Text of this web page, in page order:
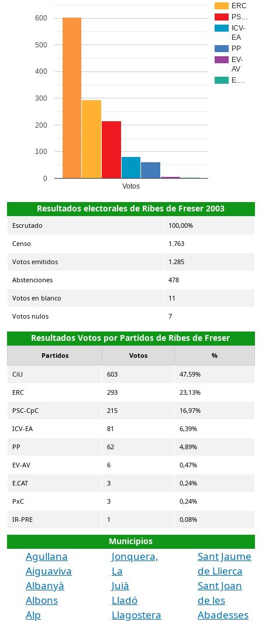
ERC
PS…
ICV-
EA
PP
EV-
AV
E.…
Votos
0
100
200
300
400
500
600
Resultados electorales de Ribes de Freser 2003
Escrutado 100,00%
Censo 1.763
Votos emitidos 1.285
Abstenciones 478
Votos en blanco 11
Votos nulos 7
Resultados Votos por Partidos de Ribes de Freser
Partidos Votos %
CiU 603 47,59%
ERC 293 23,13%
PSC-CpC 215 16,97%
ICV-EA 81 6,39%
PP 62 4,89%
EV-AV 6 0,47%
E.CAT 3 0,24%
PxC 3 0,24%
IR-PRE 1 0,08%
Municipios
Agullana
Aiguaviva
Albanyà
Albons
Alp
Jonquera,
La
Juià
Lladó
Llagostera
Sant Jaume
de Llierca
Sant Joan
de les
Abadesses